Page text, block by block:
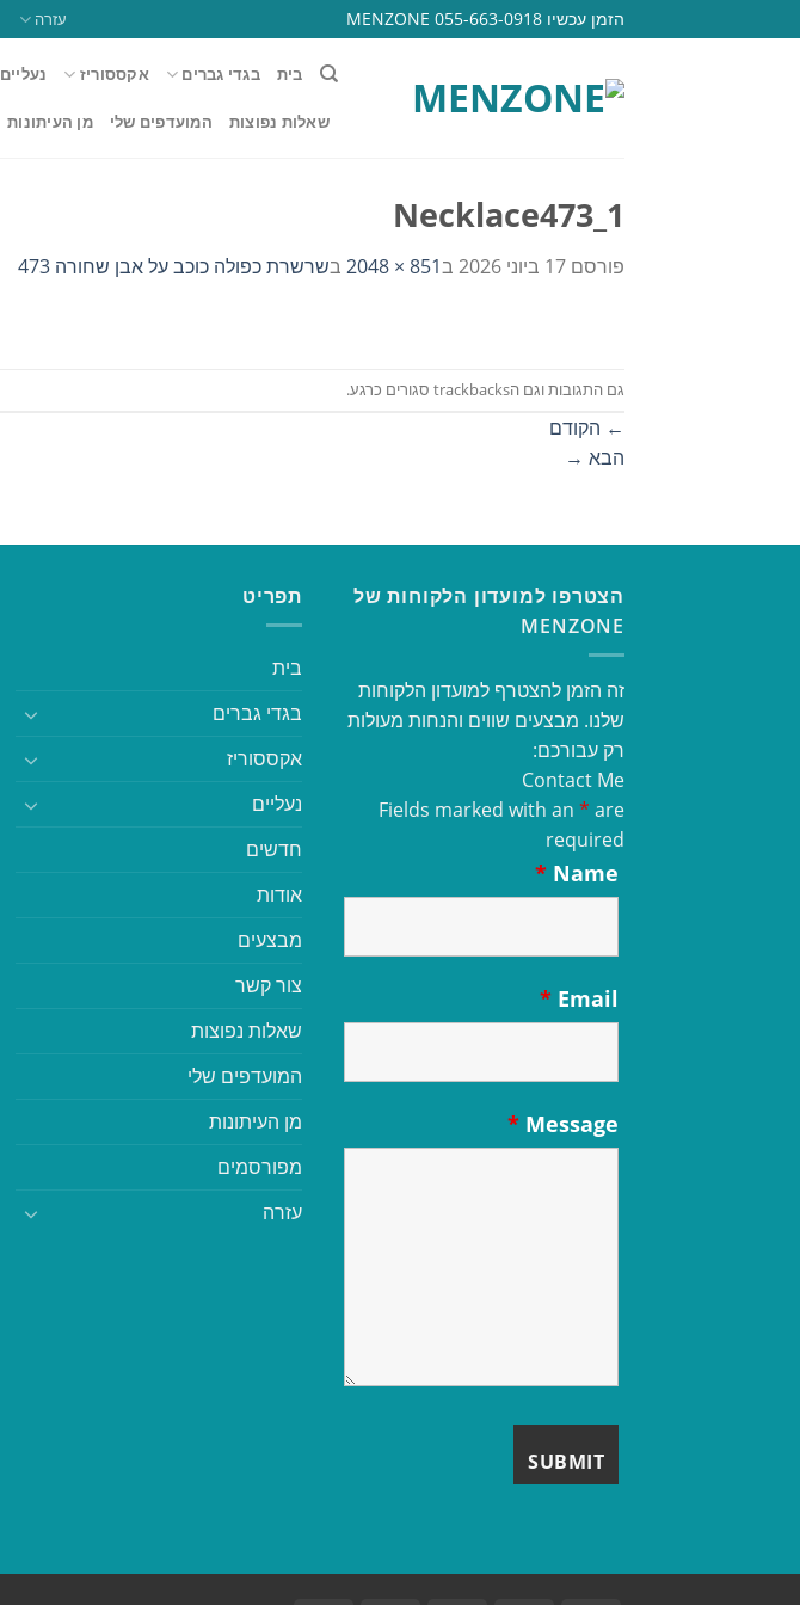
to
הזמן עכשיו 055-663-0918 MENZONE עזרה
בית בגדי גברים אקססוריז נעליים
שאלות נפוצות המועדפים שלי מן העיתונות
Necklace473_1
פורסם 17 ביוני 2026 ב851 × 2048 בשרשרת כפולה כוכב על אבן שחורה 473
גם התגובות וגם הtrackbacks סגורים כרגע.
← הקודם
הבא →
הצטרפו למועדון הלקוחות של
MENZONE
זה הזמן להצטרף למועדון הלקוחות
שלנו. מבצעים שווים והנחות מעולות
רק עבורכם:
Contact Me
Fields marked with an * are
required
Name
*
Email
*
Message
*
תפריט
בית
בגדי גברים
אקססוריז
נעליים
חדשים
אודות
מבצעים
צור קשר
שאלות נפוצות
המועדפים שלי
מן העיתונות
מפורסמים
עזרה